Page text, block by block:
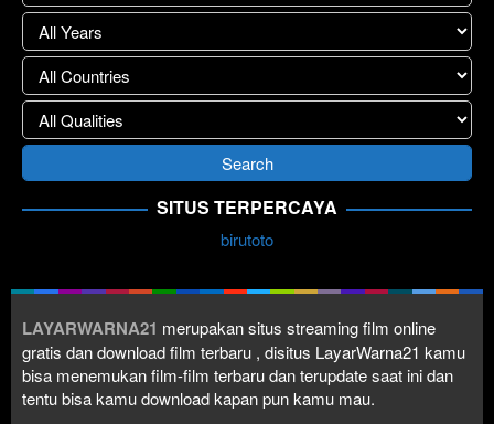
SITUS TERPERCAYA
birutoto
LAYARWARNA21 merupakan situs streaming film online
gratis dan download film terbaru , disitus LayarWarna21 kamu
bisa menemukan film-film terbaru dan terupdate saat ini dan
tentu bisa kamu download kapan pun kamu mau.